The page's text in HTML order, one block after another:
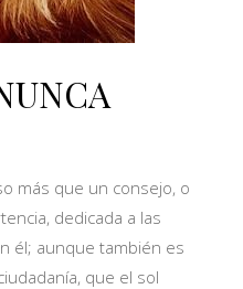
más que un consejo, o
dedicada a las
él; aunque también es
que el sol